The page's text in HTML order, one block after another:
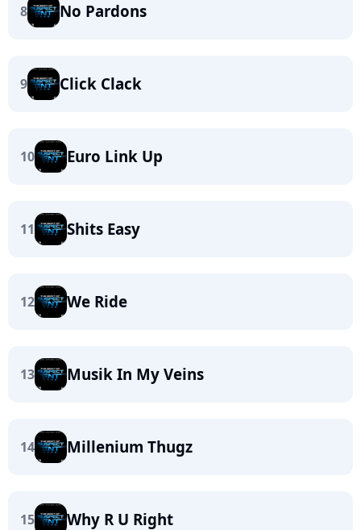
8 No Pardons
9 Click Clack
10 Euro Link Up
11 Shits Easy
12 We Ride
13 Musik In My Veins
14 Millenium Thugz
15 Why R U Right